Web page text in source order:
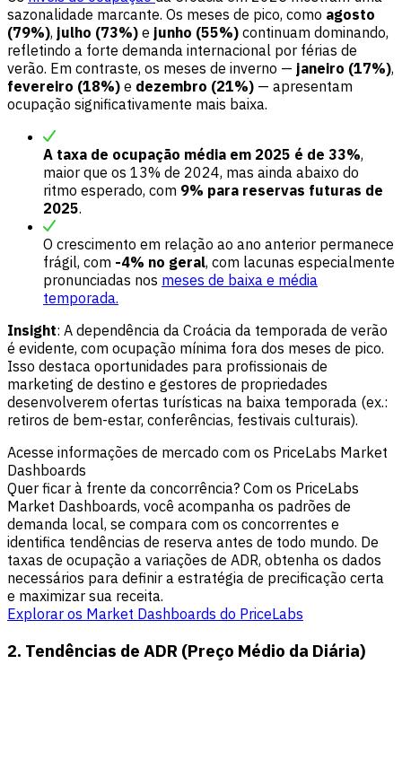
sazonalidade marcante. Os meses de pico, como agosto
(79%), julho (73%) e junho (55%) continuam dominando,
refletindo a forte demanda internacional por férias de
verão. Em contraste, os meses de inverno — janeiro (17%),
fevereiro (18%) e dezembro (21%) — apresentam
ocupação significativamente mais baixa.
A taxa de ocupação média em 2025 é de 33%,
maior que os 13% de 2024, mas ainda abaixo do
ritmo esperado, com 9% para reservas futuras de
2025.
O crescimento em relação ao ano anterior permanece
frágil, com -4% no geral, com lacunas especialmente
pronunciadas nos meses de baixa e média
temporada.
Insight: A dependência da Croácia da temporada de verão
é evidente, com ocupação mínima fora dos meses de pico.
Isso destaca oportunidades para profissionais de
marketing de destino e gestores de propriedades
desenvolverem ofertas turísticas na baixa temporada (ex.:
retiros de bem-estar, conferências, festivais culturais).
Acesse informações de mercado com os PriceLabs Market
Dashboards
Quer ficar à frente da concorrência? Com os PriceLabs
Market Dashboards, você acompanha os padrões de
demanda local, se compara com os concorrentes e
identifica tendências de reserva antes de todo mundo. De
taxas de ocupação a variações de ADR, obtenha os dados
necessários para definir a estratégia de precificação certa
e maximizar sua receita.
Explorar os Market Dashboards do PriceLabs
2. Tendências de ADR (Preço Médio da Diária)